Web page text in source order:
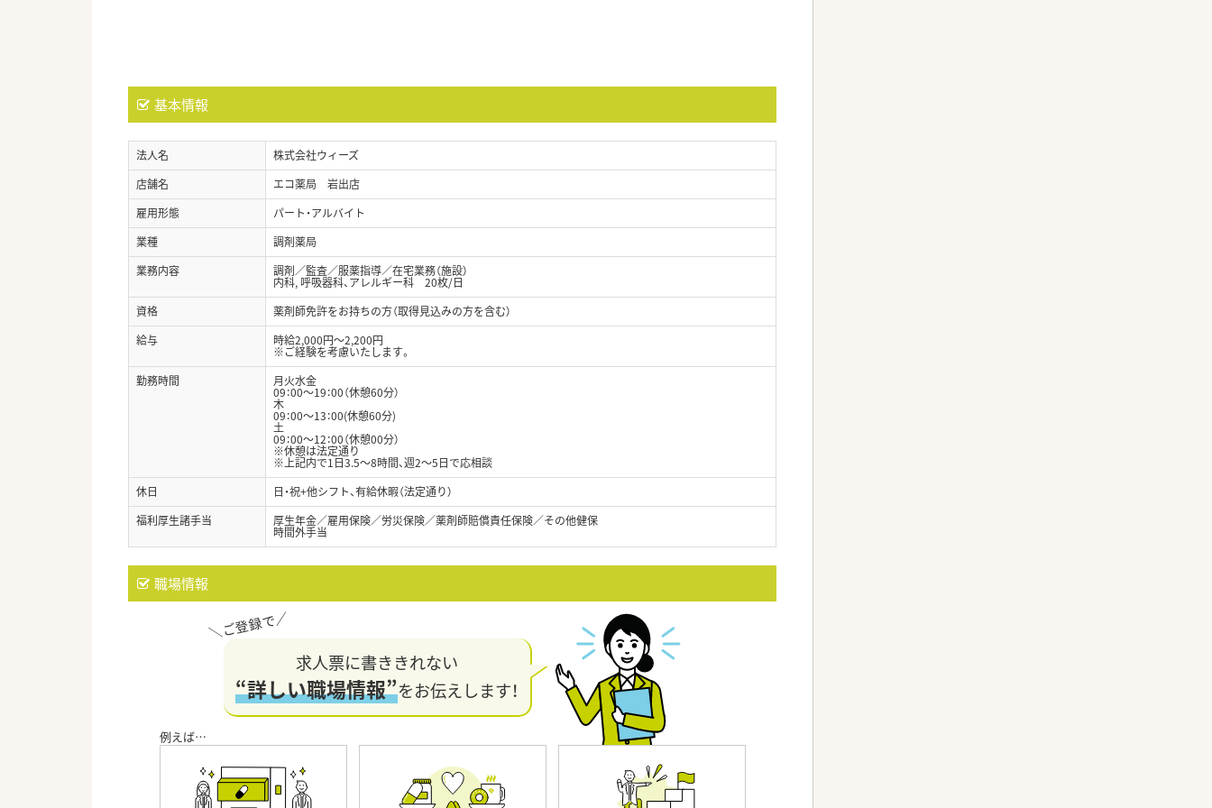
基本情報
法人名
株式会社ウィーズ
店舗名
エコ薬局 岩出店
雇用形態
パート・アルバイト
業種
調剤薬局
業務内容
調剤／監査／服薬指導／在宅業務（施設）
内科, 呼吸器科、アレルギー科 20枚/日
資格
薬剤師免許をお持ちの方（取得見込みの方を含む）
給与
時給2,000円～2,200円
※ご経験を考慮いたします。
勤務時間
月火水金
09：00～19：00（休憩60分）
木
09：00～13：00(休憩60分)
土
09：00～12：00（休憩00分）
※休憩は法定通り
※上記内で1日3.5～8時間、週2～5日で応相談
休日
日・祝+他シフト、有給休暇（法定通り）
福利厚生諸手当
厚生年金／雇用保険／労災保険／薬剤師賠償責任保険／その他健保
時間外手当
職場情報
求人票に書ききれない
“詳しい職場情報”をお伝えします！